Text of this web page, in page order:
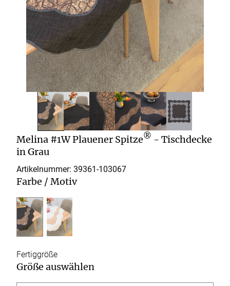
Melina #1W Plauener Spitze® - Tischdecke
in Grau
Artikelnummer: 39361-103067
Farbe / Motiv
Fertiggröße
Größe auswählen